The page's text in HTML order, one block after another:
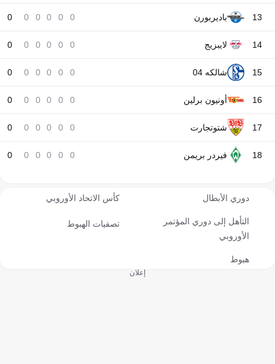
13 باديربورن 0
0
0
0
0
0
14 لايبزيج 0
0
0
0
0
0
15 شالكه 04 0
0
0
0
0
0
16 أونيون برلين 0
0
0
0
0
0
17 شتوتجارت 0
0
0
0
0
0
18 فيردر بريمن 0
0
0
0
0
0
دوري الأبطال كأس الاتحاد الأوروبي
التأهل إلى دوري المؤتمر
الأوروبي
تصفيات الهبوط
هبوط
إعلان